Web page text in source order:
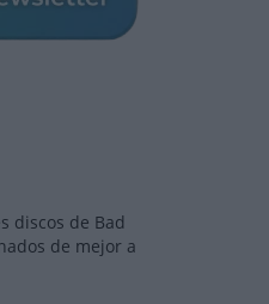
discos de Bad
de mejor a